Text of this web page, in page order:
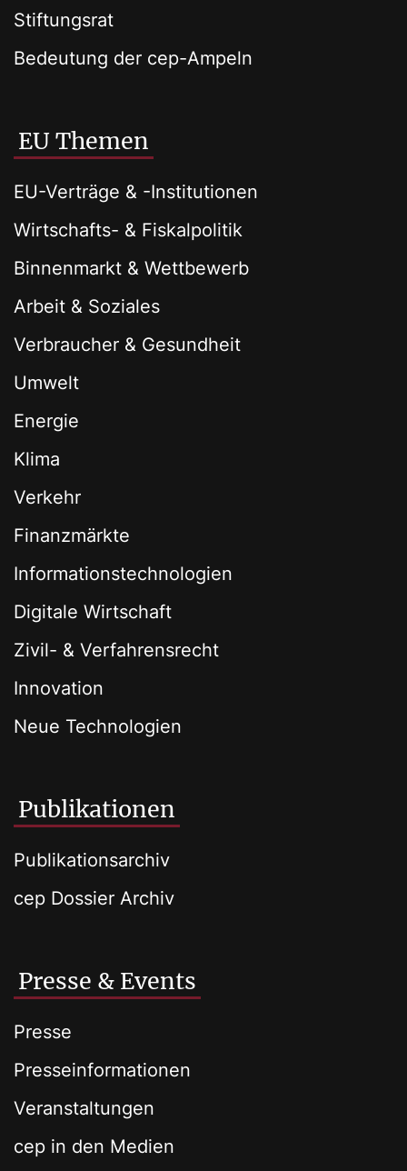
Stiftungsrat
Bedeutung der cep-Ampeln
EU Themen
EU-Verträge & -Institutionen
Wirtschafts- & Fiskalpolitik
Binnenmarkt & Wettbewerb
Arbeit & Soziales
Verbraucher & Gesundheit
Umwelt
Energie
Klima
Verkehr
Finanzmärkte
Informationstechnologien
Digitale Wirtschaft
Zivil- & Verfahrensrecht
Innovation
Neue Technologien
Publikationen
Publikationsarchiv
cep Dossier Archiv
Presse & Events
Presse
Presseinformationen
Veranstaltungen
cep in den Medien